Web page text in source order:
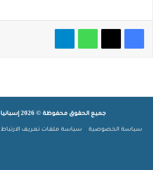
فيسبوك‫X واتساب تيلقرام
جميع الحقوق محفوظة © 2026 إسبانيا بالعربي
سياسة الخصوصية سياسة ملفات تعريف الارتباط